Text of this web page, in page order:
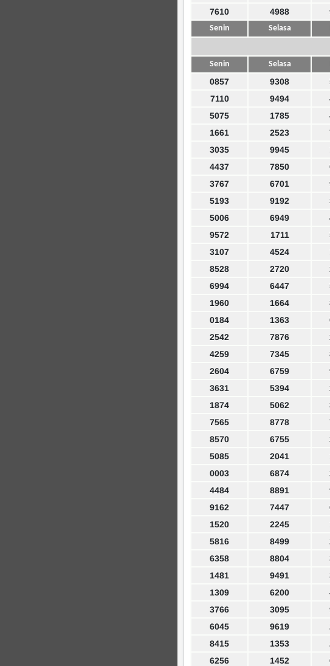
7610
4988
Senin Selasa
Senin Selasa
0857 9308
7110
9494
5075
1785
1661
2523
3035
9945
4437
7850
3767
6701
5193
9192
5006
6949
9572
1711
3107
4524
8528
2720
6994
6447
1960
1664
0184
1363
2542
7876
4259
7345
2604
6759
3631
5394
1874
5062
7565
8778
8570
6755
5085
2041
0003
6874
4484
8891
9162
7447
1520
2245
5816
8499
6358
8804
1481
9491
1309
6200
3766
3095
6045
9619
8415
1353
6256
1452